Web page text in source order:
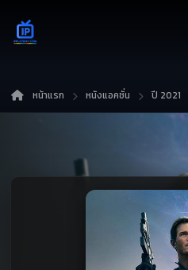
หน้าแรก หนังแอคชั่น ปี 2021